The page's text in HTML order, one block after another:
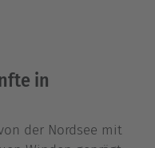
in
der Nordsee mit